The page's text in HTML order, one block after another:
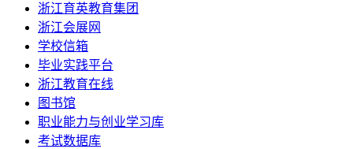
浙江育英教育集团
浙江会展网
学校信箱
毕业实践平台
浙江教育在线
图书馆
职业能力与创业学习库
考试数据库